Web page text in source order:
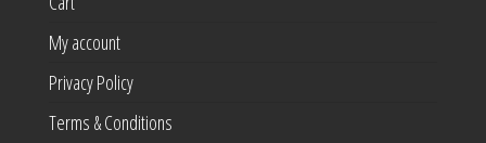
My account
Privacy Policy
Terms & Conditions